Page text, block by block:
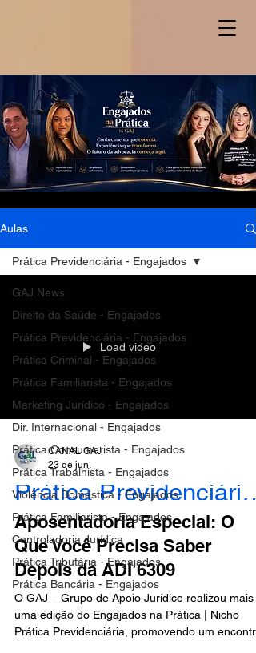
Aulas
GAJ News
Direito da Saúde - Engajados
Prática Previdenciária - Engajados
Prática Criminal - Engajados
Prática Familiarista - Engajados
Marketing Jurídico - Engajados
Dir. Internacional - Engajados
Prática Consumerista - Engajados
Prática Trabalhista - Engajados
Violência Doméstica - Engajados
Prática Familiarista - Engajados
Controladoria Jurídica
Prática Tributária - Engajados
Prática Bancária - Engajados
Prática Previdenciária - Engajados
Load video
CANAL GAJ
23 de jun.
Prática Previdenciária - Engajados
Aposentadoria Especial: O
Que Você Precisa Saber
Depois da ADI 6309
O GAJ – Grupo de Apoio Jurídico realizou mais
uma edição do Engajados na Prática | Nicho
Prática Previdenciária, promovendo um encontro